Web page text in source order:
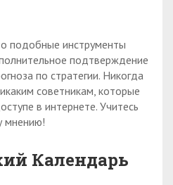
подобные инструменты
подтверждение
по стратегии. Никогда
советникам, которые
в интернете. Учитесь
мнению!
Календарь